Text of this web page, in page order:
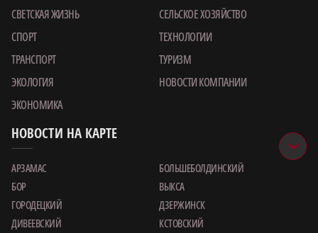
СВЕТСКАЯ ЖИЗНЬ
СЕЛЬСКОЕ ХОЗЯЙСТВО
СПОРТ
ТЕХНОЛОГИИ
ТРАНСПОРТ
ТУРИЗМ
ЭКОЛОГИЯ
НОВОСТИ КОМПАНИИ
ЭКОНОМИКА
НОВОСТИ НА КАРТЕ
АРЗАМАС
БОЛЬШЕБОЛДИНСКИЙ
БОР
ВЫКСА
ГОРОДЕЦКИЙ
ДЗЕРЖИНСК
ДИВЕЕВСКИЙ
КСТОВСКИЙ